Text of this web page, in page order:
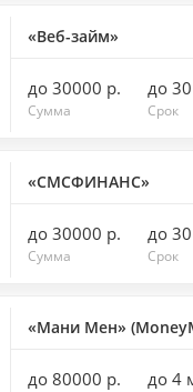
«Веб-займ»
до 30000 р.
Сумма
до
Срок
«СМСФИНАНС»
до 30000 р.
Сумма
до
Срок
«Мани Мен»
до 80000 р. до 4